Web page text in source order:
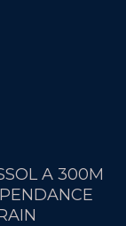
A 300M